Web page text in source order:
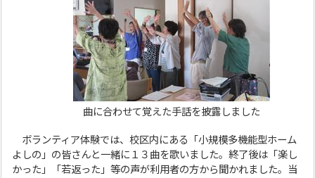
曲に合わせて覚えた手話を披露しました
ボランティア体験では、校区内にある「小規模多機能型ホーム
よしの」の皆さんと一緒に１３曲を歌いました。終了後は「楽し
かった」「若返った」等の声が利用者の方から聞かれました。当